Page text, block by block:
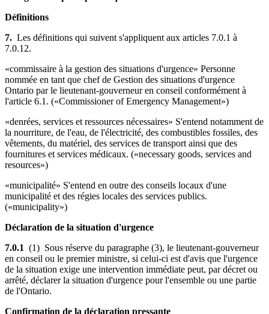
Définitions
7. Les définitions qui suivent s'appliquent aux articles 7.0.1 à
7.0.12.
«commissaire à la gestion des situations d'urgence» Personne
nommée en tant que chef de Gestion des situations d'urgence
Ontario par le lieutenant-gouverneur en conseil conformément à
l'article 6.1. («Commissioner of Emergency Management»)
«denrées, services et ressources nécessaires» S'entend notamment de
la nourriture, de l'eau, de l'électricité, des combustibles fossiles, des
vêtements, du matériel, des services de transport ainsi que des
fournitures et services médicaux. («necessary goods, services and
resources»)
«municipalité» S'entend en outre des conseils locaux d'une
municipalité et des régies locales des services publics.
(«municipality»)
Déclaration de la situation d'urgence
7.0.1 (1) Sous réserve du paragraphe (3), le lieutenant-gouverneur
en conseil ou le premier ministre, si celui-ci est d'avis que l'urgence
de la situation exige une intervention immédiate peut, par décret ou
arrêté, déclarer la situation d'urgence pour l'ensemble ou une partie
de l'Ontario.
Confirmation de la déclaration pressante